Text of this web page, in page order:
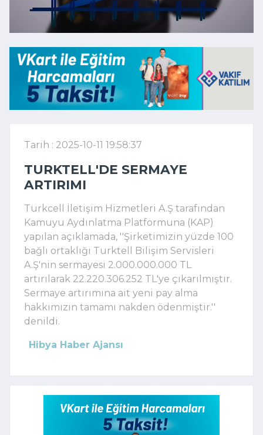
Tarih : 2025-10-11 19:58:37
TURKTELL'DE SERMAYE
ARTIRIMI
Turkcell İletişim Hizmetleri A.Ş tarafından
Kamuyu Aydınlatma Platformuna (KAP)
yapılan açıklamada, ''Şirketimizin yüzde 100
bağlı ortaklığı Turktell Bilişim Servisleri
A.Ş'nin sermayesi 2.000.000.000 TL
artırılarak 22.220.306.252 TL'ye çıkarılmıştır.
Sermaye artırımına ait yeni pay alma
hakkımızın tamamı nakden ödenmiştir.''
denildi.
Hibya Haber Ajansı